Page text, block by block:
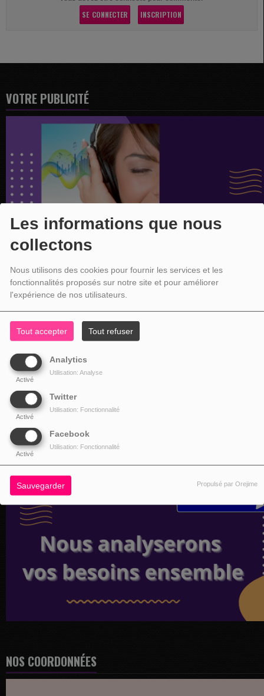
Les informations que nous
collectons
Nous utilisons des cookies pour fournir les services et les
fonctionnalités proposés sur notre site et pour améliorer
l'expérience de nos utilisateurs.
Tout accepter Tout refuser
Analytics
Activé
Utilisation: Analyse
Twitter
Activé
Utilisation: Fonctionnalité
Facebook
Activé
Utilisation: Fonctionnalité
Sauvegarder Propulsé par Orejime
SE CONNECTER INSCRIPTION
VOTRE PUBLICITÉ
NOS COORDONNÉES